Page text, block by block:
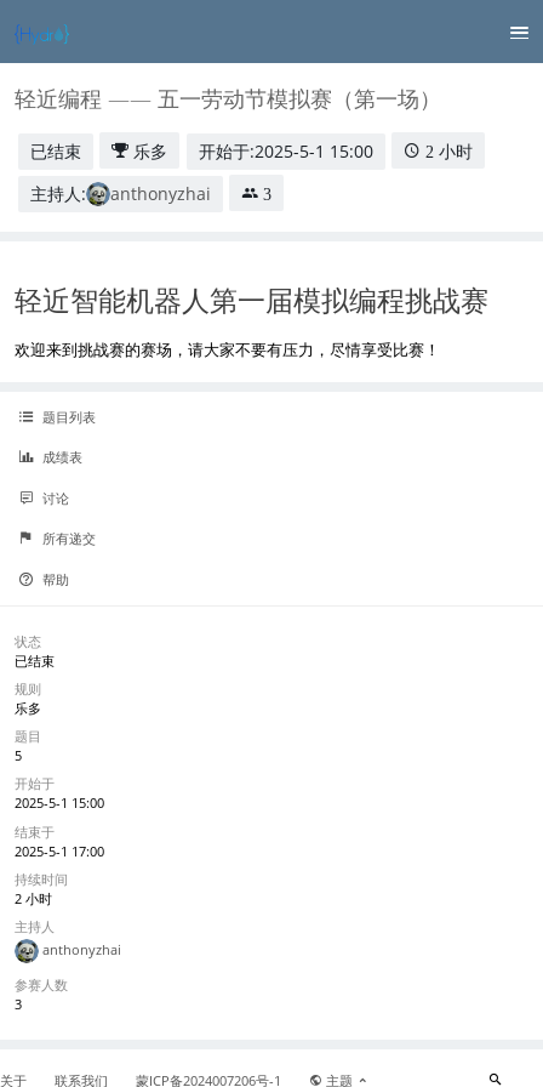
轻近编程 —— 五一劳动节模拟赛（第一场）
已结束 乐多 开始于:2025-5-1 15:00 2 小时
主持人: anthonyzhai 3
轻近智能机器人第一届模拟编程挑战赛
欢迎来到挑战赛的赛场，请大家不要有压力，尽情享受比赛！
题目列表
成绩表
讨论
所有递交
帮助
状态
已结束
规则
乐多
题目
5
开始于
2025-5-1 15:00
结束于
2025-5-1 17:00
持续时间
2 小时
主持人
anthonyzhai
参赛人数
3
关于 联系我们 蒙ICP备2024007206号-1 主题